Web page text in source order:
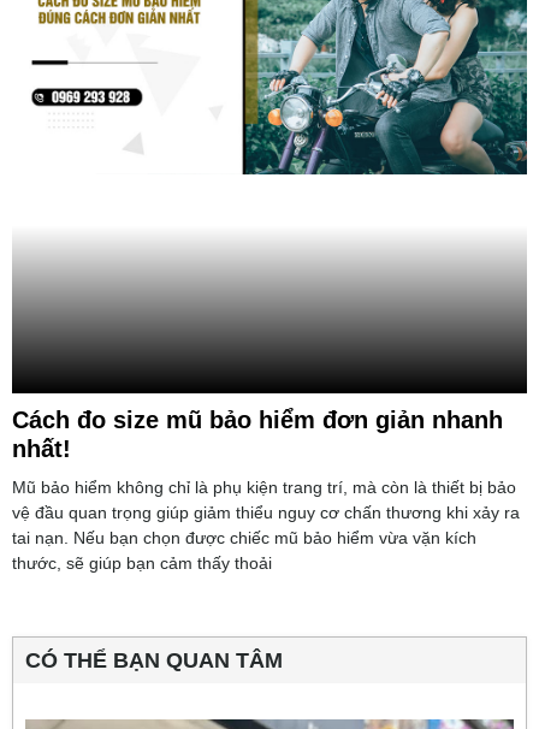
Cách đo size mũ bảo hiểm đơn giản nhanh
nhất!
Mũ bảo hiểm không chỉ là phụ kiện trang trí, mà còn là thiết bị bảo
vệ đầu quan trọng giúp giảm thiểu nguy cơ chấn thương khi xảy ra
tai nạn. Nếu bạn chọn được chiếc mũ bảo hiểm vừa vặn kích
thước, sẽ giúp bạn cảm thấy thoải
CÓ THỂ BẠN QUAN TÂM